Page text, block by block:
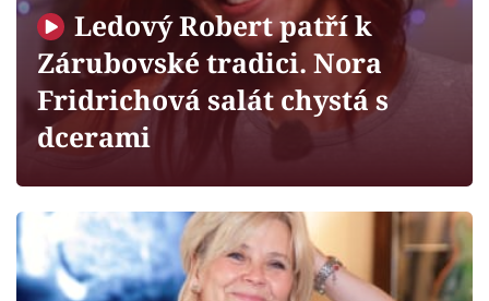
Sledujte prima+
Filmový festival Karlovy Vary
Mámy sobě
Přihlášení
Ledový Robert patří k
Zárubovské tradici. Nora
Fridrichová salát chystá s
dcerami